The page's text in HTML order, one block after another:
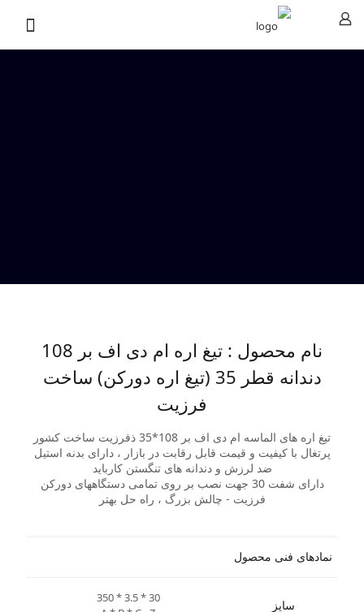
نام محصول : تیغ اره ام دی اف بر 108
دندانه قطر 35 (تیغ اره دورکن) ساخت
فرزیت
تیغ اره های الماسه ام دی اف بر 108*35 ذفرزیت ساخت کشور
پرتغال با کیفیت و قیمت قابل رقابت در بازار ، دارای بدنه استیل
ضد لرزش و دندانه های تنگستن کارباید
دارای شفت 30 جهت نصب بر روی تمامی دستگاههای دورکن
فرزیت - چالش بزرگ ، راه حل بهتر
نمادهای فنی محصول
سایز
350 * 3.5 * 30